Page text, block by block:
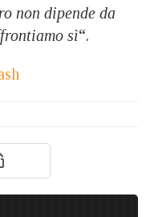
non dipende da
sì“.